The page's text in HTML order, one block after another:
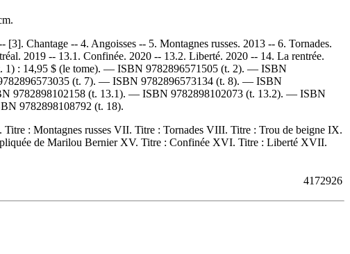
[3]. Chantage -- 4. Angoisses -- 5. Montagnes russes. 2013 -- 6. Tornades.
2019 -- 13.1. Confinée. 2020 -- 13.2. Liberté. 2020 -- 14. La rentrée.
1) : 14,95 $ (le tome). — ISBN 9782896571505 (t. 2). — ISBN
(t. 7). — ISBN 9782896573134 (t. 8). — ISBN
9782898102158 (t. 13.1). — ISBN 9782898102073 (t. 13.2). — ISBN
9782898108792 (t. 18).
: Montagnes russes VII. Titre : Tornades VIII. Titre : Trou de beigne IX.
de Marilou Bernier XV. Titre : Confinée XVI. Titre : Liberté XVII.
4172926